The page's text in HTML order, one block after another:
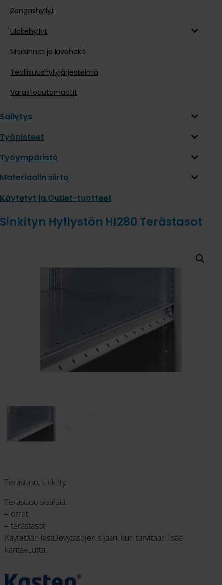
Rengashyllyt
Ulokehyllyt
Merkinnät ja lavahäkit
Teollisuushyllyjärjestelmä
Varastoautomaatit
Säilytys
Työpisteet
Työympäristö
Materiaalin siirto
Käytetyt ja Outlet-tuotteet
Sinkityn Hyllystön HI280 Terästasot
Terästaso, sinkitty
Terästaso sisältää:
– orret
– terästasot
Käytetään lastulevytasojen sijaan, kun tarvitaan lisää
kantavuutta.